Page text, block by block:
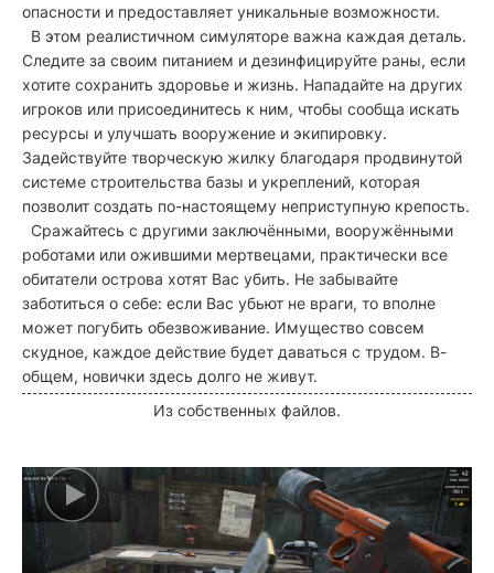
опасности и предоставляет уникальные возможности.
В этом реалистичном симуляторе важна каждая деталь.
Следите за своим питанием и дезинфицируйте раны, если
хотите сохранить здоровье и жизнь. Нападайте на других
игроков или присоединитесь к ним, чтобы сообща искать
ресурсы и улучшать вооружение и экипировку.
Задействуйте творческую жилку благодаря продвинутой
системе строительства базы и укреплений, которая
позволит создать по-настоящему неприступную крепость.
Сражайтесь с другими заключёнными, вооружёнными
роботами или ожившими мертвецами, практически все
обитатели острова хотят Вас убить. Не забывайте
заботиться о себе: если Вас убьют не враги, то вполне
может погубить обезвоживание. Имущество совсем
скудное, каждое действие будет даваться с трудом. В-
общем, новички здесь долго не живут.
Из собственных файлов.